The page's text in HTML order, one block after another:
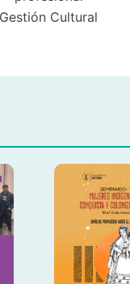
Gestión Cultural